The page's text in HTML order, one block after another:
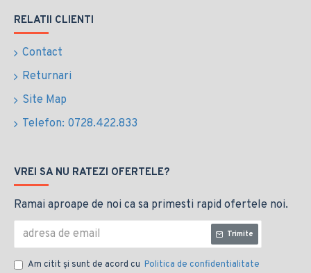
RELATII CLIENTI
Contact
Returnari
Site Map
Telefon: 0728.422.833
VREI SA NU RATEZI OFERTELE?
Ramai aproape de noi ca sa primesti rapid ofertele noi.
Trimite
Am citit şi sunt de acord cu Politica de confidentialitate